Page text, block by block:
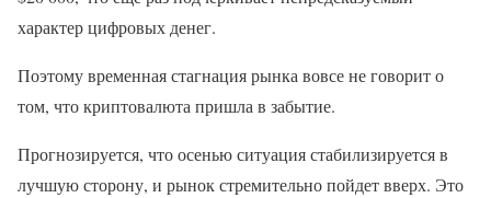
характер цифровых денег.
Поэтому временная стагнация рынка вовсе не говорит о
том, что криптовалюта пришла в забытие.
Прогнозируется, что осенью ситуация стабилизируется в
лучшую сторону, и рынок стремительно пойдет вверх. Это